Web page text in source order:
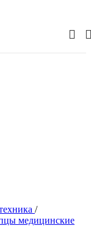
/
медицинские